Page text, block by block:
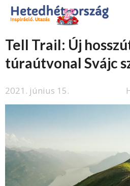
Tell Trail: Új
túraútvonal Svájc
2021. június 15.